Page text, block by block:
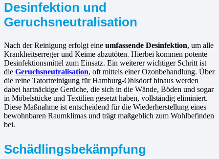
Desinfektion und
Geruchsneutralisation
Nach der Reinigung erfolgt eine umfassende Desinfektion, um alle
Krankheitserreger und Keime abzutöten. Hierbei kommen potente
Desinfektionsmittel zum Einsatz. Ein weiterer wichtiger Schritt ist
die Geruchsneutralisation, oft mittels einer Ozonbehandlung. Über
die reine Tatortreinigung für Hamburg-Ohlsdorf hinaus werden
dabei hartnäckige Gerüche, die sich in die Wände, Böden und sogar
in Möbelstücke und Textilien gesetzt haben, vollständig eliminiert.
Diese Maßnahme ist entscheidend für die Wiederherstellung eines
bewohnbaren Raumklimas und trägt maßgeblich zum Wohlbefinden
bei.
Schädlingsbekämpfung